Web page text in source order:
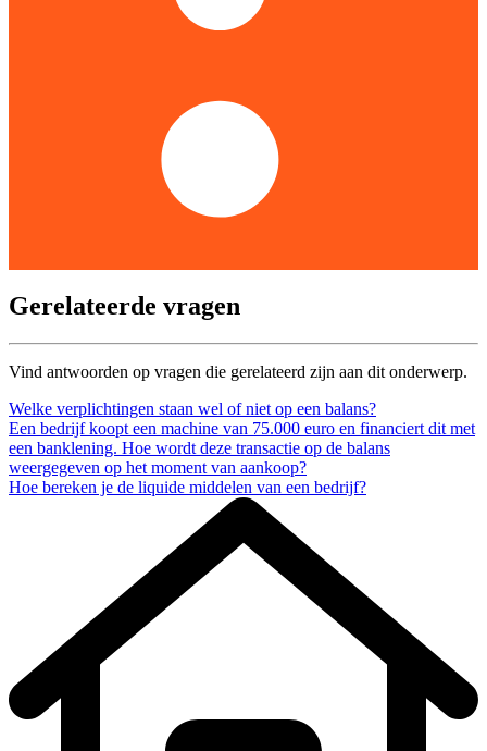
Gerelateerde vragen
Vind antwoorden op vragen die gerelateerd zijn aan dit onderwerp.
Welke verplichtingen staan wel of niet op een balans?
Een bedrijf koopt een machine van 75.000 euro en financiert dit met
een banklening. Hoe wordt deze transactie op de balans
weergegeven op het moment van aankoop?
Hoe bereken je de liquide middelen van een bedrijf?